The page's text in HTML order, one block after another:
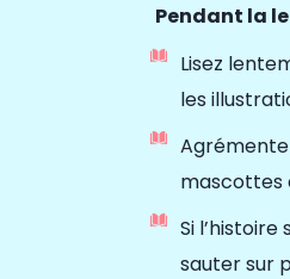
Pendant la
Lisez
les
mascottes
Si
sauter sur